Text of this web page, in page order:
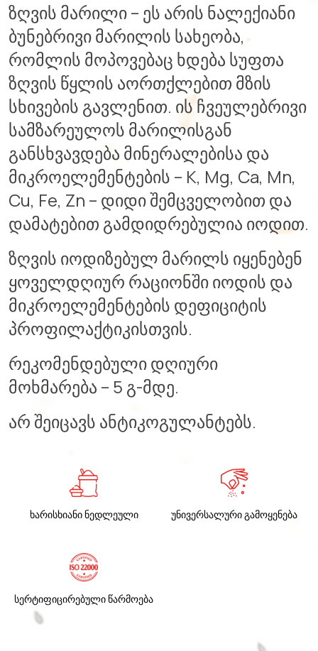
ზღვის მარილი – ეს არის ნალექიანი
ბუნებრივი მარილის სახეობა,
რომლის მოპოვებაც ხდება სუფთა
ზღვის წყლის აორთქლებით მზის
სხივების გავლენით. ის ჩვეულებრივი
სამზარეულოს მარილისგან
განსხვავდება მინერალებისა და
მიკროელემენტების – K, Mg, Ca, Mn,
Cu, Fe, Zn – დიდი შემცველობით და
დამატებით გამდიდრებულია იოდით.
ზღვის იოდიზებულ მარილს იყენებენ
ყოველდღიურ რაციონში იოდის და
მიკროელემენტების დეფიციტის
პროფილაქტიკისთვის.
რეკომენდებული დღიური
მოხმარება – 5 გ-მდე.
არ შეიცავს ანტიკოგულანტებს.
ხარისხიანი ნედლეული უნივერსალური გამოყენება
სერტიფიცირებული წარმოება